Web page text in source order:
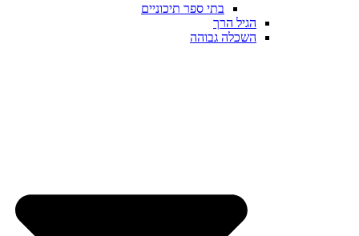
בתי ספר תיכוניים
הגיל הרך
השכלה גבוהה